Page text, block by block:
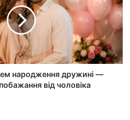
народження дружині —
від чоловіка